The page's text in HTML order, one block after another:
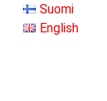
Suomi
English